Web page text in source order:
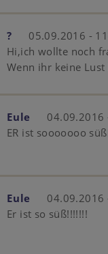
?
05.09.2016 -
Hi,ich wollte noch
Wenn ihr keine Lust
Eule
04.09.2016
ER ist sooooooo
Eule
04.09.2016
Er ist so süß!!!!!!!